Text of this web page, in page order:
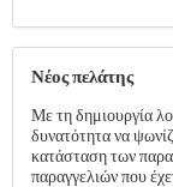
Νέος πελάτης
Με τη δημιουργία
δυνατότητα να
κατάσταση των
παραγγελιών που